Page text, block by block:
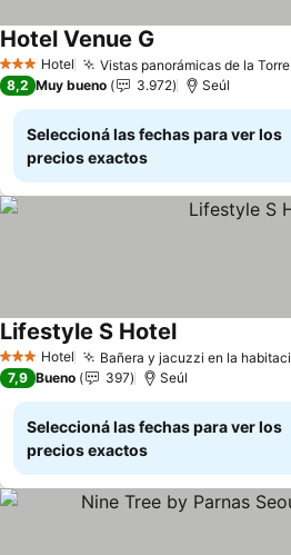
3 Estrellas
Hotel Vistas panorámicas de la
Hotel Venue G
8,2 Muy bueno 3.972 Seúl
Seleccioná las fechas para ver los
precios exactos
3 Estrellas
Hotel Bañera y jacuzzi en la
Lifestyle S Hotel
7,9 Bueno 397 Seúl
Seleccioná las fechas para ver los
precios exactos